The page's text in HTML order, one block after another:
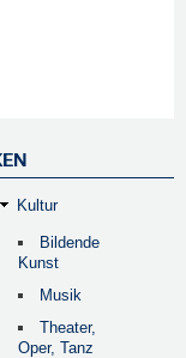
Kultur
Bildende
Kunst
Musik
Theater,
Oper, Tanz